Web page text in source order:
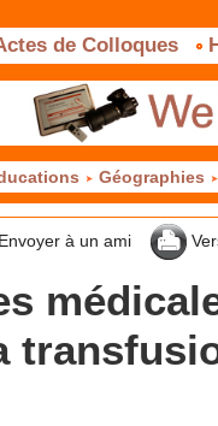
de Colloques
Géographies
Envoyer à un ami